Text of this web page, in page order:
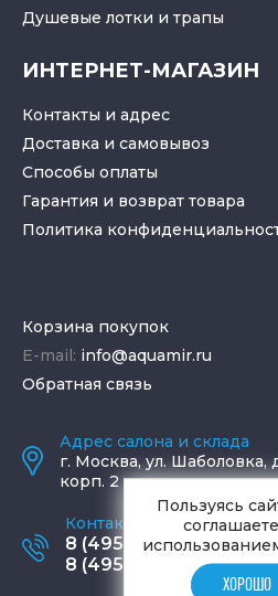
Душевые лотки и трапы
ИНТЕРНЕТ-МАГАЗИН
Контакты и адрес
Доставка и самовывоз
Способы оплаты
Гарантия и возврат товара
Политика
Корзина покупок
E-mail: info@aquamir.ru
Обратная связь
Адрес салона и склада
г. Москва,ул. Шаболовка,
корп. 2
Контактные телефоны
8 (495) 795-77-65
8 (495) 797-11-67
Пользуясь
ХОРОШО